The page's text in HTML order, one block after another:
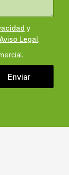
y
Aviso Legal
Enviar